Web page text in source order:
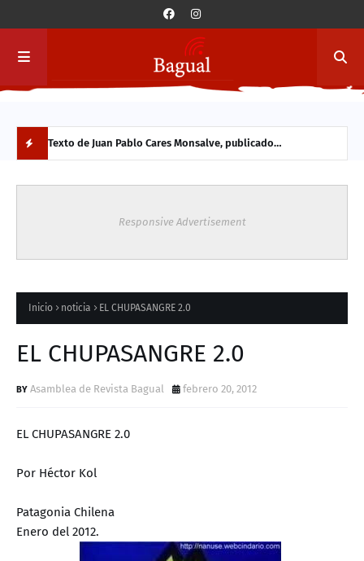
D
Texto de Juan Pablo Cares Monsalve, publicado
Responsive Advertisement
Inicio noticia EL CHUPASANGRE 2.0
EL CHUPASANGRE 2.0
Asamblea de Revista Bagual febrero 20, 2012
EL CHUPASANGRE 2.0
Por Héctor Kol
Patagonia Chilena
Enero del 2012.